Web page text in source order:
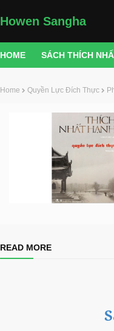
Howen Sangha
HOME SÁCH THÍCH
Home Quyền Lực Đích Thực
READ MORE